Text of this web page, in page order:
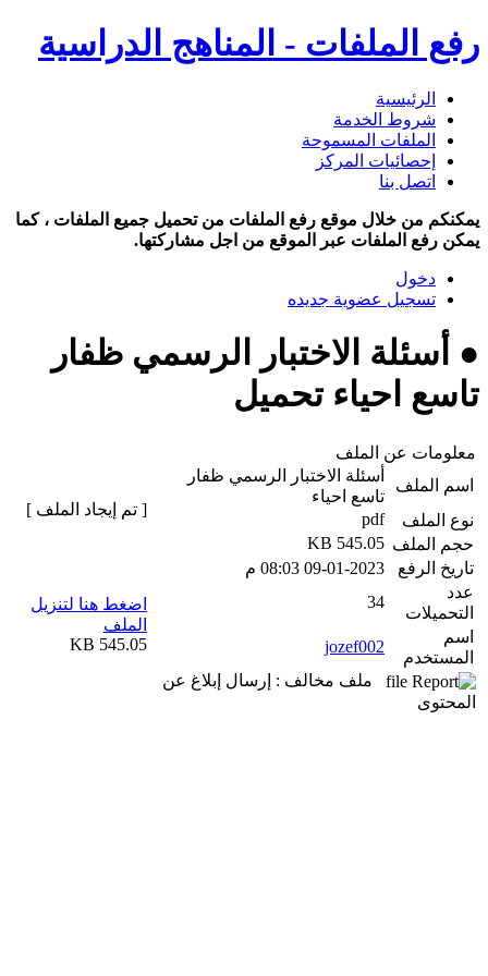
رفع الملفات - المناهج الدراسية
الرئيسية
شروط الخدمة
الملفات المسموحة
إحصائيات المركز
اتصل بنا
يمكنكم من خلال موقع رفع الملفات من تحميل جميع الملفات ، كما
يمكن رفع الملفات عبر الموقع من اجل مشاركتها.
دخول
تسجيل عضوية جديده
● أسئلة الاختبار الرسمي ظفار
تاسع احياء تحميل
معلومات عن الملف
اسم الملف
أسئلة الاختبار الرسمي ظفار
تاسع احياء
نوع الملف
pdf
حجم الملف 545.05 KB
تاريخ الرفع
09-01-2023 08:03 م
عدد
التحميلات
34
اسم
المستخدم
jozef002
ملف مخالف : إرسال إبلاغ عن
المحتوى
[ تم إيجاد الملف ]
اضغط هنا لتنزيل
الملف
545.05 KB